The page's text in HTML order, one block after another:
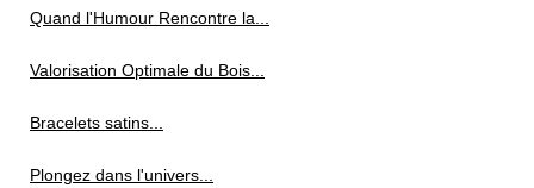
Quand l'Humour Rencontre la...
Valorisation Optimale du Bois...
Bracelets satins...
Plongez dans l'univers...